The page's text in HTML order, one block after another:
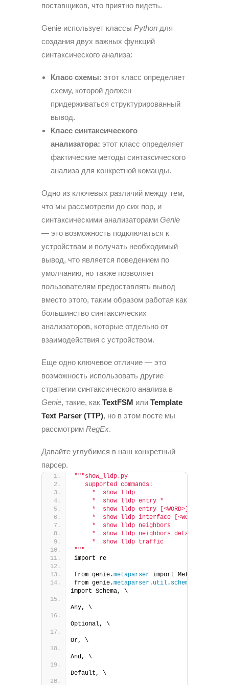
поставщиков, что приятно видеть.
Genie использует классы Python для
создания двух важных функций
синтаксического анализа:
Класс схемы: этот класс определяет
схему, которой должен
придерживаться структурированный
вывод.
Класс синтаксического
анализатора: этот класс определяет
фактические методы синтаксического
анализа для конкретной команды.
Одно из ключевых различий между тем,
что мы рассмотрели до сих пор, и
синтаксическими анализаторами Genie
— это возможность подключаться к
устройствам и получать необходимый
вывод, что является поведением по
умолчанию, но также позволяет
пользователям предоставлять вывод
вместо этого, таким образом работая как
большинство синтаксических
анализаторов, которые отдельно от
взаимодействия с устройством.
Еще одно ключевое отличие — это
возможность использовать другие
стратегии синтаксического анализа в
Genie, такие, как TextFSM или Template
Text Parser (TTP), но в этом посте мы
рассмотрим RegEx.
Давайте углубимся в наш конкретный
парсер.
"""show_lldp.py
   supported commands:
     *  show lldp
     *  show lldp entry *
     *  show lldp entry [<WORD>]
     *  show lldp interface [<WORD>]
     *  show lldp neighbors
     *  show lldp neighbors detail
     *  show lldp traffic
"""
import re
from genie.metaparser import MetaParser
from genie.metaparser. util. schemaengine
import Schema, \
Any, \
Optional, \
Or, \
And, \
Default, \